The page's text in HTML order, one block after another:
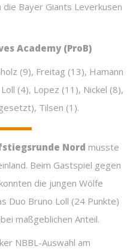
Bayer Giants Leverkusen
Academy (ProB)
(9), Freitag (13), Hamann
(4), Lopez (11), Nickel (8),
Tilsen (1).
Nord musste
Beim Gastspiel gegen
konnten die jungen Wölfe
Duo Bruno Loll (24 Punkte)
maßgeblichen Anteil.
NBBL-Auswahl am